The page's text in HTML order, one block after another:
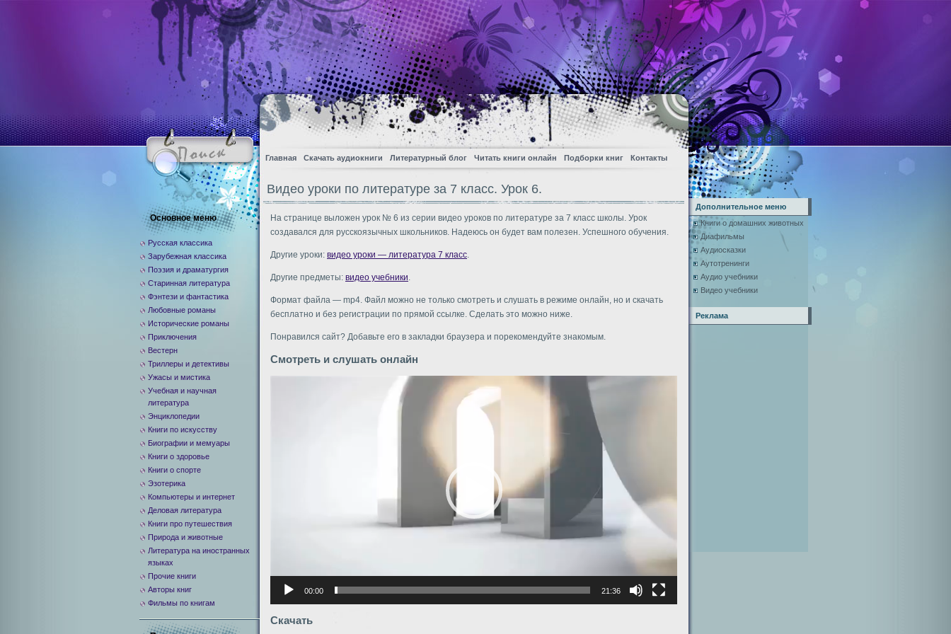
Главная Скачать аудиокниги Литературный блог Читать книги онлайн Подборки книг Контакты
Видео уроки по литературе за 7 класс. Урок 6.
На странице выложен урок № 6 из серии видео уроков по литературе за 7 класс школы. Урок
создавался для русскоязычных школьников. Надеюсь он будет вам полезен. Успешного обучения.
Другие уроки: видео уроки — литература 7 класс.
Другие предметы: видео учебники.
Формат файла — mp4. Файл можно не только смотреть и слушать в режиме онлайн, но и скачать
бесплатно и без регистрации по прямой ссылке. Сделать это можно ниже.
Понравился сайт? Добавьте его в закладки браузера и порекомендуйте знакомым.
Смотреть и слушать онлайн
00:00 21:36
Скачать
Основное меню
Русская классика
Зарубежная классика
Поэзия и драматургия
Старинная литература
Фэнтези и фантастика
Любовные романы
Исторические романы
Приключения
Вестерн
Триллеры и детективы
Ужасы и мистика
Учебная и научная
литература
Энциклопедии
Книги по искусству
Биографии и мемуары
Книги о здоровье
Книги о спорте
Эзотерика
Компьютеры и интернет
Деловая литература
Книги про путешествия
Природа и животные
Литература на иностранных
языках
Прочие книги
Авторы книг
Фильмы по книгам
Дополнительное меню
Книги о домашних животных
Диафильмы
Аудиосказки
Аутотренинги
Аудио учебники
Видео учебники
Реклама